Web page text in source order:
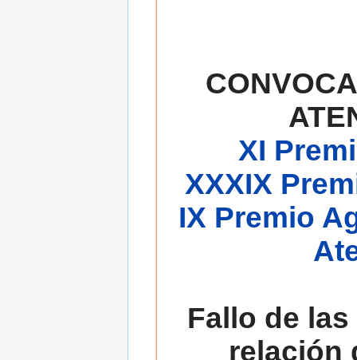
XI
XXXIX
IX Premio
Fallo de
relación